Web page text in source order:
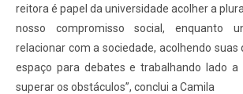
reitora é papel da universidade acolher a
nosso compromisso social, enquanto
relacionar com a sociedade, acolhendo suas
espaço para debates e trabalhando lado
superar os obstáculos”, conclui a Camila